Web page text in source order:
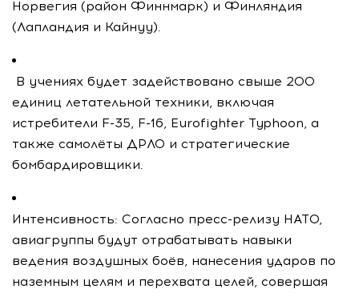
Норвегия (район Финнмарк) и Финляндия
(Лапландия и Кайнуу).
В учениях будет задействовано свыше 200
единиц летательной техники, включая
истребители F-35, F-16, Eurofighter Typhoon, а
также самолёты ДРЛО и стратегические
бомбардировщики.
Интенсивность: Согласно пресс-релизу НАТО,
авиагруппы будут отрабатывать навыки
ведения воздушных боёв, нанесения ударов по
наземным целям и перехвата целей, совершая